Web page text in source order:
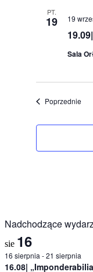
PT.
19 19
Sala
Poprzednie
Nadchodzące
sie 16
16 sierpnia-21 sierpnia
16.08|